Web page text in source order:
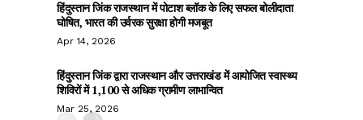
हिंदुस्तान जिंक राजस्थान में पोटाश ब्लॉक के लिए सफल बोलीदाता
घोषित, भारत की उर्वरक सुरक्षा होगी मजबूत
Apr 14, 2026
हिंदुस्तान जिंक द्वारा राजस्थान और उत्तराखंड में आयोजित स्वास्थ्य
शिविरों में 1,100 से अधिक ग्रामीण लाभान्वित
Mar 25, 2026